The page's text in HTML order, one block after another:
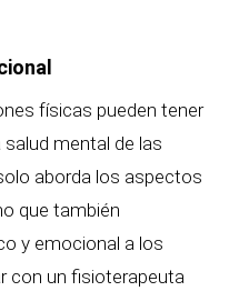
físicas pueden tener
mental de las
aborda los aspectos
que también
y emocional a los
con un fisioterapeuta